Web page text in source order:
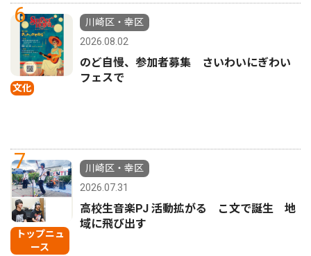
6
文化
川崎区・幸区
2026.08.02
のど自慢、参加者募集 さいわいにぎわい
フェスで
7
トップニュ
ース
川崎区・幸区
2026.07.31
高校生音楽PJ 活動拡がる こ文で誕生 地
域に飛び出す